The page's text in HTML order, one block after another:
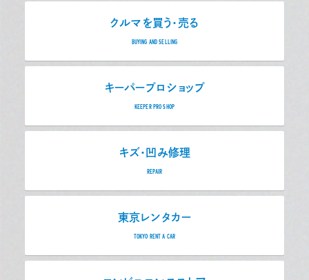
クルマを買う・売る
BUYING AND SELLING
キーパープロショップ
KEEPER PRO SHOP
キズ・凹み修理
REPAIR
東京レンタカー
TOKYO RENT A CAR